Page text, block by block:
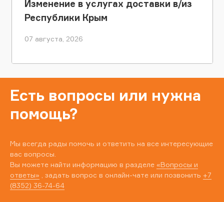
Изменение в услугах доставки в/из
Республики Крым
07 августа, 2026
Есть вопросы или нужна
помощь?
Мы всегда рады помочь и ответить на все интересующие
вас вопросы.
Вы можете найти информацию в разделе «Вопросы и
ответы» , задать вопрос в онлайн-чате или позвонить +7
(8352) 36-74-64